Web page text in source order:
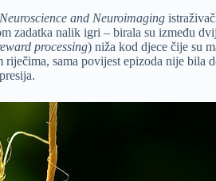
and Neuroimaging
zadatka nalik igri – birala su između
processing) niža kod djece čije su
sama povijest epizoda nije bila